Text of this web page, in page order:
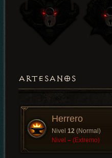
ARTESANOS
Herrero
Nivel 12 (Normal)
Nivel – (Extremo)